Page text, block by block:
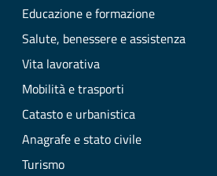
Educazione e formazione
Salute, benessere e assistenza
Vita lavorativa
Mobilità e trasporti
Catasto e urbanistica
Anagrafe e stato civile
Turismo